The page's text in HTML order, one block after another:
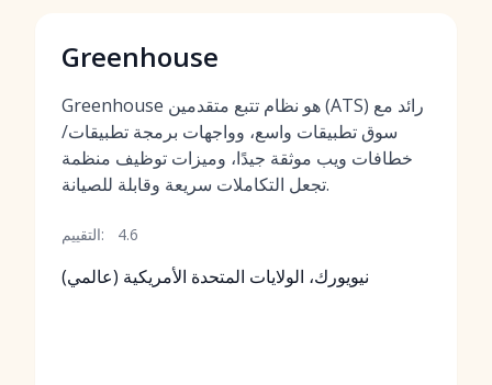
Greenhouse
Greenhouse هو نظام تتبع متقدمين (ATS) رائد مع
سوق تطبيقات واسع، وواجهات برمجة تطبيقات/
خطافات ويب موثقة جيدًا، وميزات توظيف منظمة
تجعل التكاملات سريعة وقابلة للصيانة.
التقييم: 4.6
نيويورك، الولايات المتحدة الأمريكية (عالمي)